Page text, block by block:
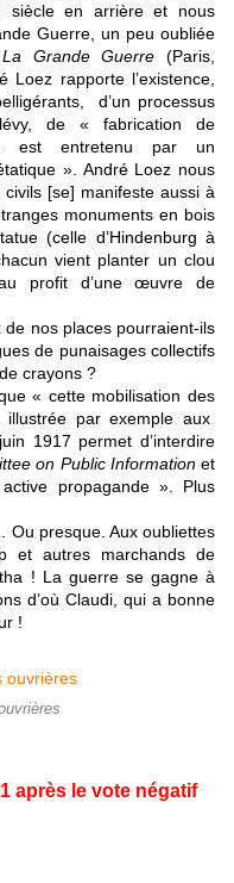
siècle en arrière et nous
Guerre, un peu oubliée
La Grande Guerre (Paris,
Loez rapporte l’existence,
d’un processus
de « fabrication de
est entretenu par un
». André Loez nous
civils [se] manifeste aussi à
monuments en bois
(celle d’Hindenburg à
vient planter un clou
profit d’une œuvre de
nos places pourraient-ils
de punaisages collectifs
crayons ?
« cette mobilisation des
par exemple aux
1917 permet d’interdire
on Public Informationet
propagande ». Plus
presque. Aux oubliettes
et autres marchands de
! La guerre se gagne à
d’où Claudi, qui a bonne
!
après le vote négatif